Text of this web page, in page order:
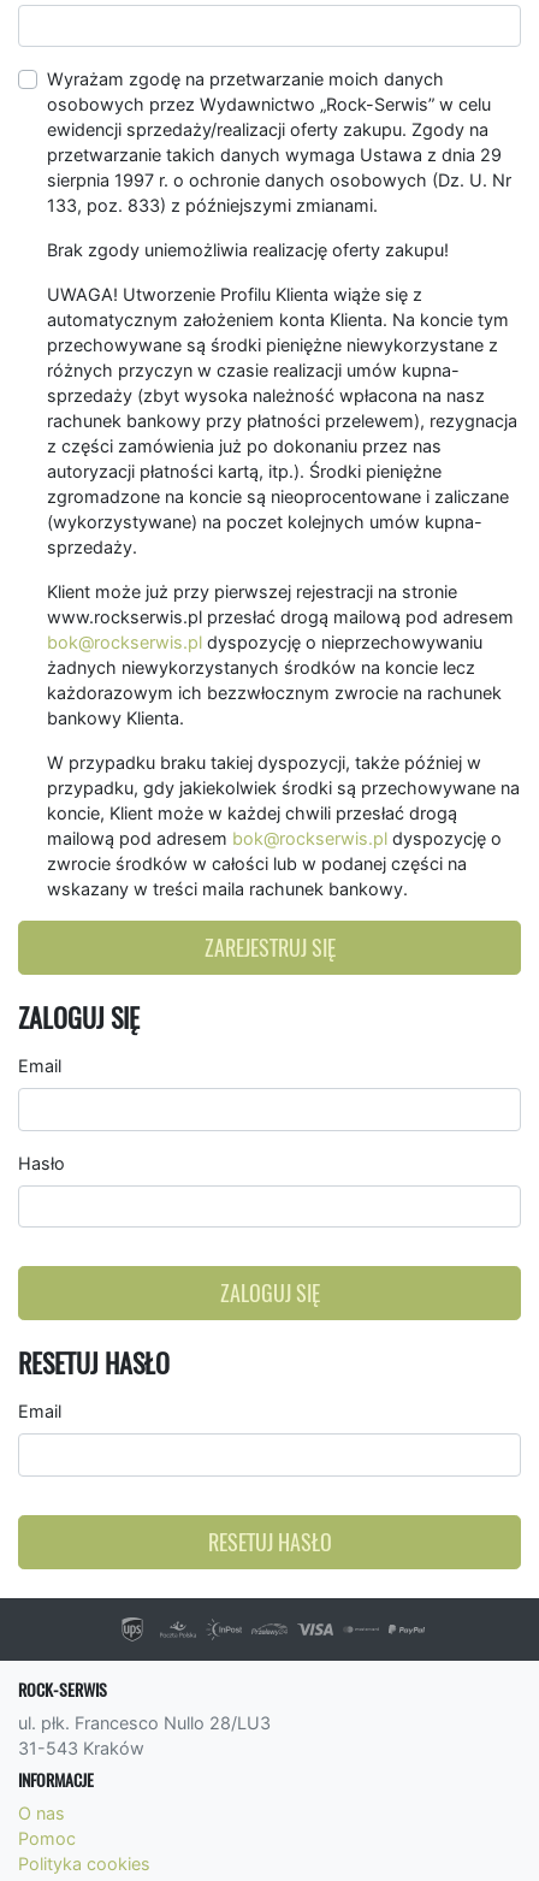
Wyrażam zgodę na przetwarzanie moich danych
osobowych przez Wydawnictwo „Rock-Serwis” w celu
ewidencji sprzedaży/realizacji oferty zakupu. Zgody na
przetwarzanie takich danych wymaga Ustawa z dnia 29
sierpnia 1997 r. o ochronie danych osobowych (Dz. U. Nr
133, poz. 833) z późniejszymi zmianami.
Brak zgody uniemożliwia realizację oferty zakupu!
UWAGA! Utworzenie Profilu Klienta wiąże się z
automatycznym założeniem konta Klienta. Na koncie tym
przechowywane są środki pieniężne niewykorzystane z
różnych przyczyn w czasie realizacji umów kupna-
sprzedaży (zbyt wysoka należność wpłacona na nasz
rachunek bankowy przy płatności przelewem), rezygnacja
z części zamówienia już po dokonaniu przez nas
autoryzacji płatności kartą, itp.). Środki pieniężne
zgromadzone na koncie są nieoprocentowane i zaliczane
(wykorzystywane) na poczet kolejnych umów kupna-
sprzedaży.
Klient może już przy pierwszej rejestracji na stronie
www.rockserwis.pl przesłać drogą mailową pod adresem
bok@rockserwis.pl dyspozycję o nieprzechowywaniu
żadnych niewykorzystanych środków na koncie lecz
każdorazowym ich bezzwłocznym zwrocie na rachunek
bankowy Klienta.
W przypadku braku takiej dyspozycji, także później w
przypadku, gdy jakiekolwiek środki są przechowywane na
koncie, Klient może w każdej chwili przesłać drogą
mailową pod adresem bok@rockserwis.pl dyspozycję o
zwrocie środków w całości lub w podanej części na
wskazany w treści maila rachunek bankowy.
ZAREJESTRUJ SIĘ
ZALOGUJ SIĘ
Email
Hasło
ZALOGUJ SIĘ
RESETUJ HASŁO
Email
RESETUJ HASŁO
ROCK-SERWIS
ul. płk. Francesco Nullo 28/LU3
31-543 Kraków
INFORMACJE
O nas
Pomoc
Polityka cookies